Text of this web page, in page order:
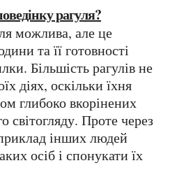
рагуля?
та її готовності
Більшість рагулів не
діях, оскільки їхня
глибоко вкорінених
світогляду. Проте через
інших людей
осіб і спонукати їх